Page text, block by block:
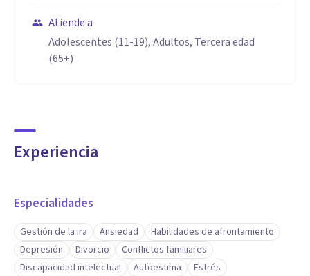
Atiende a
Adolescentes (11-19), Adultos, Tercera edad
(65+)
Experiencia
Especialidades
Gestión de la ira Ansiedad
Habilidades de afrontamiento
Depresión
Divorcio
Conflictos familiares
Discapacidad intelectual
Autoestima
Estrés